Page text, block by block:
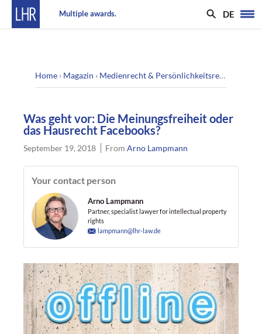
Multiple awards. DE
Home › Magazin › Medienrecht & Persönlichkeitsrecht
Was geht vor: Die Meinungsfreiheit oder
das Hausrecht Facebooks?
September 19, 2018 FromArno Lampmann
Your contact person
Arno Lampmann
Partner, specialist lawyer for intellectual property
rights
lampmann@lhr-law.de